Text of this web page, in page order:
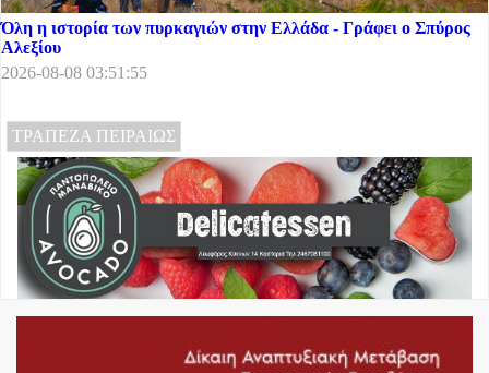
Όλη η ιστορία των πυρκαγιών στην Ελλάδα - Γράφει ο Σπύρος
Αλεξίου
2026-08-08 03:51:55
ΤΡΑΠΕΖΑ ΠΕΙΡΑΙΩΣ